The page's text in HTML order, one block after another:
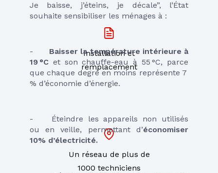
Je baisse, j’éteins, je décale”, l’État
souhaite sensibiliser les ménages à :
Baisser la température intérieure à
19 °C et son chauffe-eau à 55 °C, parce
que chaque degré en moins représente 7
% d’économie d’énergie.
-	Éteindre les appareils non utilisés
ou en veille, permettant d’économiser
10% d’électricité.
Installation et
remplacement
Un réseau de plus de
1000 techniciens